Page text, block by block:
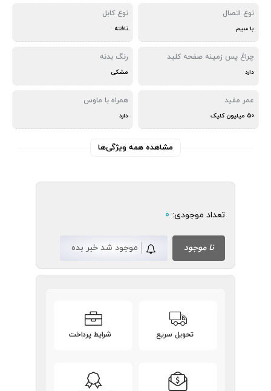
نوع اتصال
با سیم
نوع کابل
تافته
چراغ‌ پس زمینه صفحه کلید
دارد
رنگ بدنه
مشکی
عمر مفید
50 میلیون کلیک
همراه با ماوس
دارد
مشاهده همه ویژگی‌ها
تعداد موجودی: 0
نا موجود موجود شد خبر بده
تحویل سریع شرایط پرداخت